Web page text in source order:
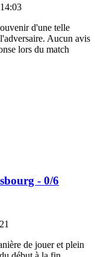
d'une telle
Aucun avis
lors du match
- 0/6
de jouer et plein